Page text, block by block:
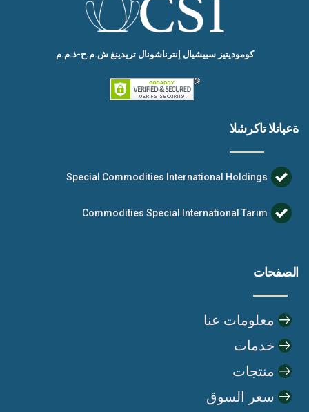
کومودیتیز سبیشیال إنترناشونال تریدینغ ش.م.ح-ذ.م.م
ةعباتلا تاكرشلا
Special Commodities International Holdings
Commodities Special International Tarım
الصفحات
معلومات عنا
خدمات
منتجات
سعر السوق